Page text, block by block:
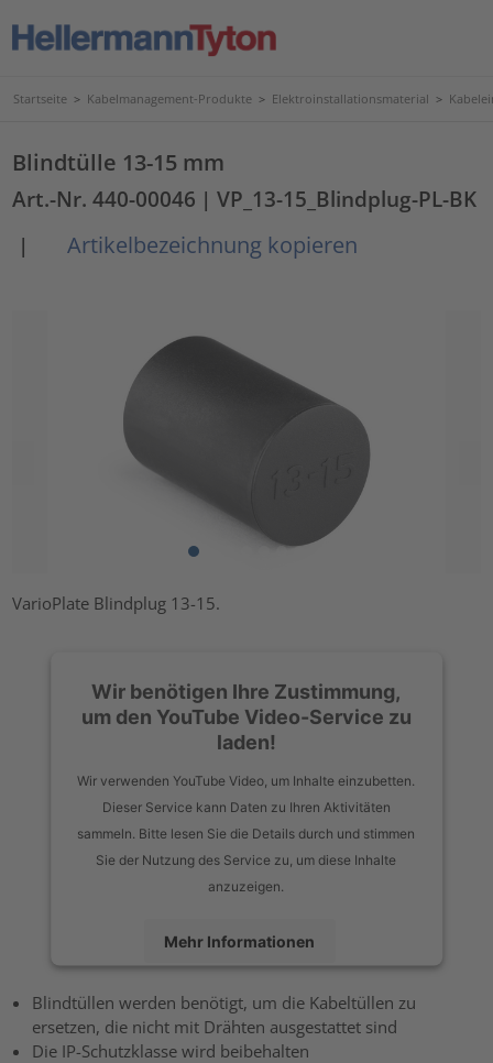
Startseite > Kabelmanagement-Produkte > Elektroinstallationsmaterial >
Blindtülle 13-15 mm
Art.-Nr. 440-00046 | VP_13-15_Blindplug-PL-BK
|
Artikelbezeichnung kopieren
VarioPlate Blindplug 13-15.
Wir benötigen Ihre Zustimmung,
um den YouTube Video-Service zu
laden!
Wir verwenden YouTube Video, um Inhalte einzubetten.
Dieser Service kann Daten zu Ihren Aktivitäten
sammeln. Bitte lesen Sie die Details durch und stimmen
Sie der Nutzung des Service zu, um diese Inhalte
anzuzeigen.
Mehr Informationen
Akzeptieren
powered by Usercentrics Consent Management Platform
Blindtüllen werden benötigt, um die Kabeltüllen zu
ersetzen, die nicht mit Drähten ausgestattet sind
Die IP-Schutzklasse wird beibehalten